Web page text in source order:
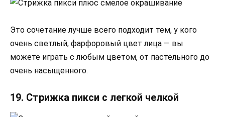
Это сочетание лучше всего подходит тем, у кого
очень светлый, фарфоровый цвет лица — вы
можете играть с любым цветом, от пастельного до
очень насыщенного.
19. Стрижка пикси с легкой челкой